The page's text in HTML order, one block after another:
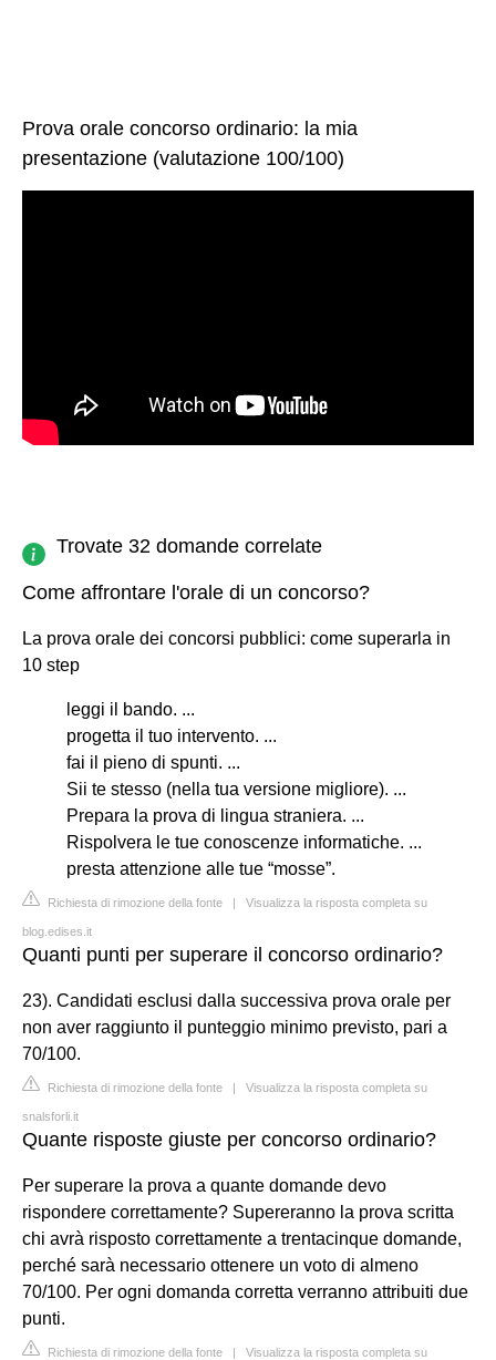
Prova orale concorso ordinario: la mia
presentazione (valutazione 100/100)
Trovate 32 domande correlate
Come affrontare l'orale di un concorso?
La prova orale dei concorsi pubblici: come superarla in
10 step
leggi il bando. ...
progetta il tuo intervento. ...
fai il pieno di spunti. ...
Sii te stesso (nella tua versione migliore). ...
Prepara la prova di lingua straniera. ...
Rispolvera le tue conoscenze informatiche. ...
presta attenzione alle tue “mosse”.
Richiesta di rimozione della fonte | Visualizza la risposta completa su
blog.edises.it
Quanti punti per superare il concorso ordinario?
23). Candidati esclusi dalla successiva prova orale per
non aver raggiunto il punteggio minimo previsto, pari a
70/100.
Richiesta di rimozione della fonte | Visualizza la risposta completa su
snalsforli.it
Quante risposte giuste per concorso ordinario?
Per superare la prova a quante domande devo
rispondere correttamente? Supereranno la prova scritta
chi avrà risposto correttamente a trentacinque domande,
perché sarà necessario ottenere un voto di almeno
70/100. Per ogni domanda corretta verranno attribuiti due
punti.
Richiesta di rimozione della fonte | Visualizza la risposta completa su